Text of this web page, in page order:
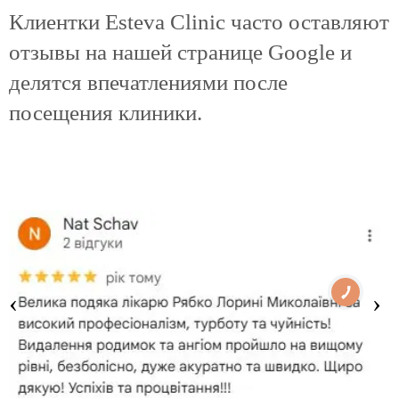
Клиентки Esteva Clinic часто оставляют
отзывы на нашей странице Google и
делятся впечатлениями после
посещения клиники.